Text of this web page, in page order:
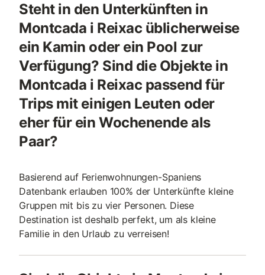
Steht in den Unterkünften in
Montcada i Reixac üblicherweise
ein Kamin oder ein Pool zur
Verfügung? Sind die Objekte in
Montcada i Reixac passend für
Trips mit einigen Leuten oder
eher für ein Wochenende als
Paar?
Basierend auf Ferienwohnungen-Spaniens
Datenbank erlauben 100% der Unterkünfte kleine
Gruppen mit bis zu vier Personen. Diese
Destination ist deshalb perfekt, um als kleine
Familie in den Urlaub zu verreisen!